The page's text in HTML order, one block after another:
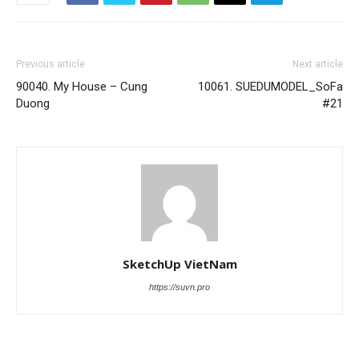
Previous article
90040. My House – Cung
Duong
Next article
10061. SUEDUMODEL_SoFa
#21
SketchUp VietNam
https://suvn.pro